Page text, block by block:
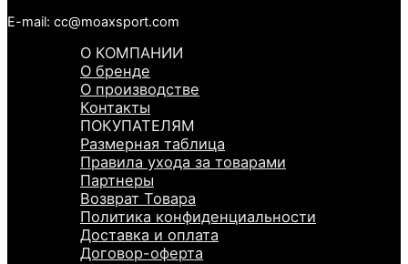
E-mail: cc@moaxsport.com
О КОМПАНИИ
О бренде
О производстве
Контакты
ПОКУПАТЕЛЯМ
Размерная таблица
Правила ухода за товарами
Партнеры
Возврат Товара
Политика конфиденциальности
Доставка и оплата
Договор-оферта